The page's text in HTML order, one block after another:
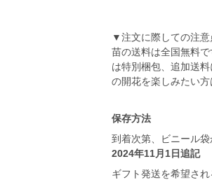
▼注文に際しての注意
苗の送料は全国無料
は特別梱包、追加送
の開花を楽しみたい方
保存方法
到着次第、ビニール
2024年11月1日追記
ギフト発送を希望さ